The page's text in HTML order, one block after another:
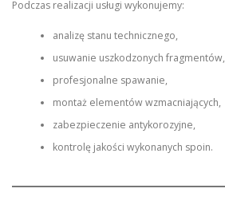
Podczas realizacji usługi wykonujemy:
analizę stanu technicznego,
usuwanie uszkodzonych fragmentów,
profesjonalne spawanie,
montaż elementów wzmacniających,
zabezpieczenie antykorozyjne,
kontrolę jakości wykonanych spoin.